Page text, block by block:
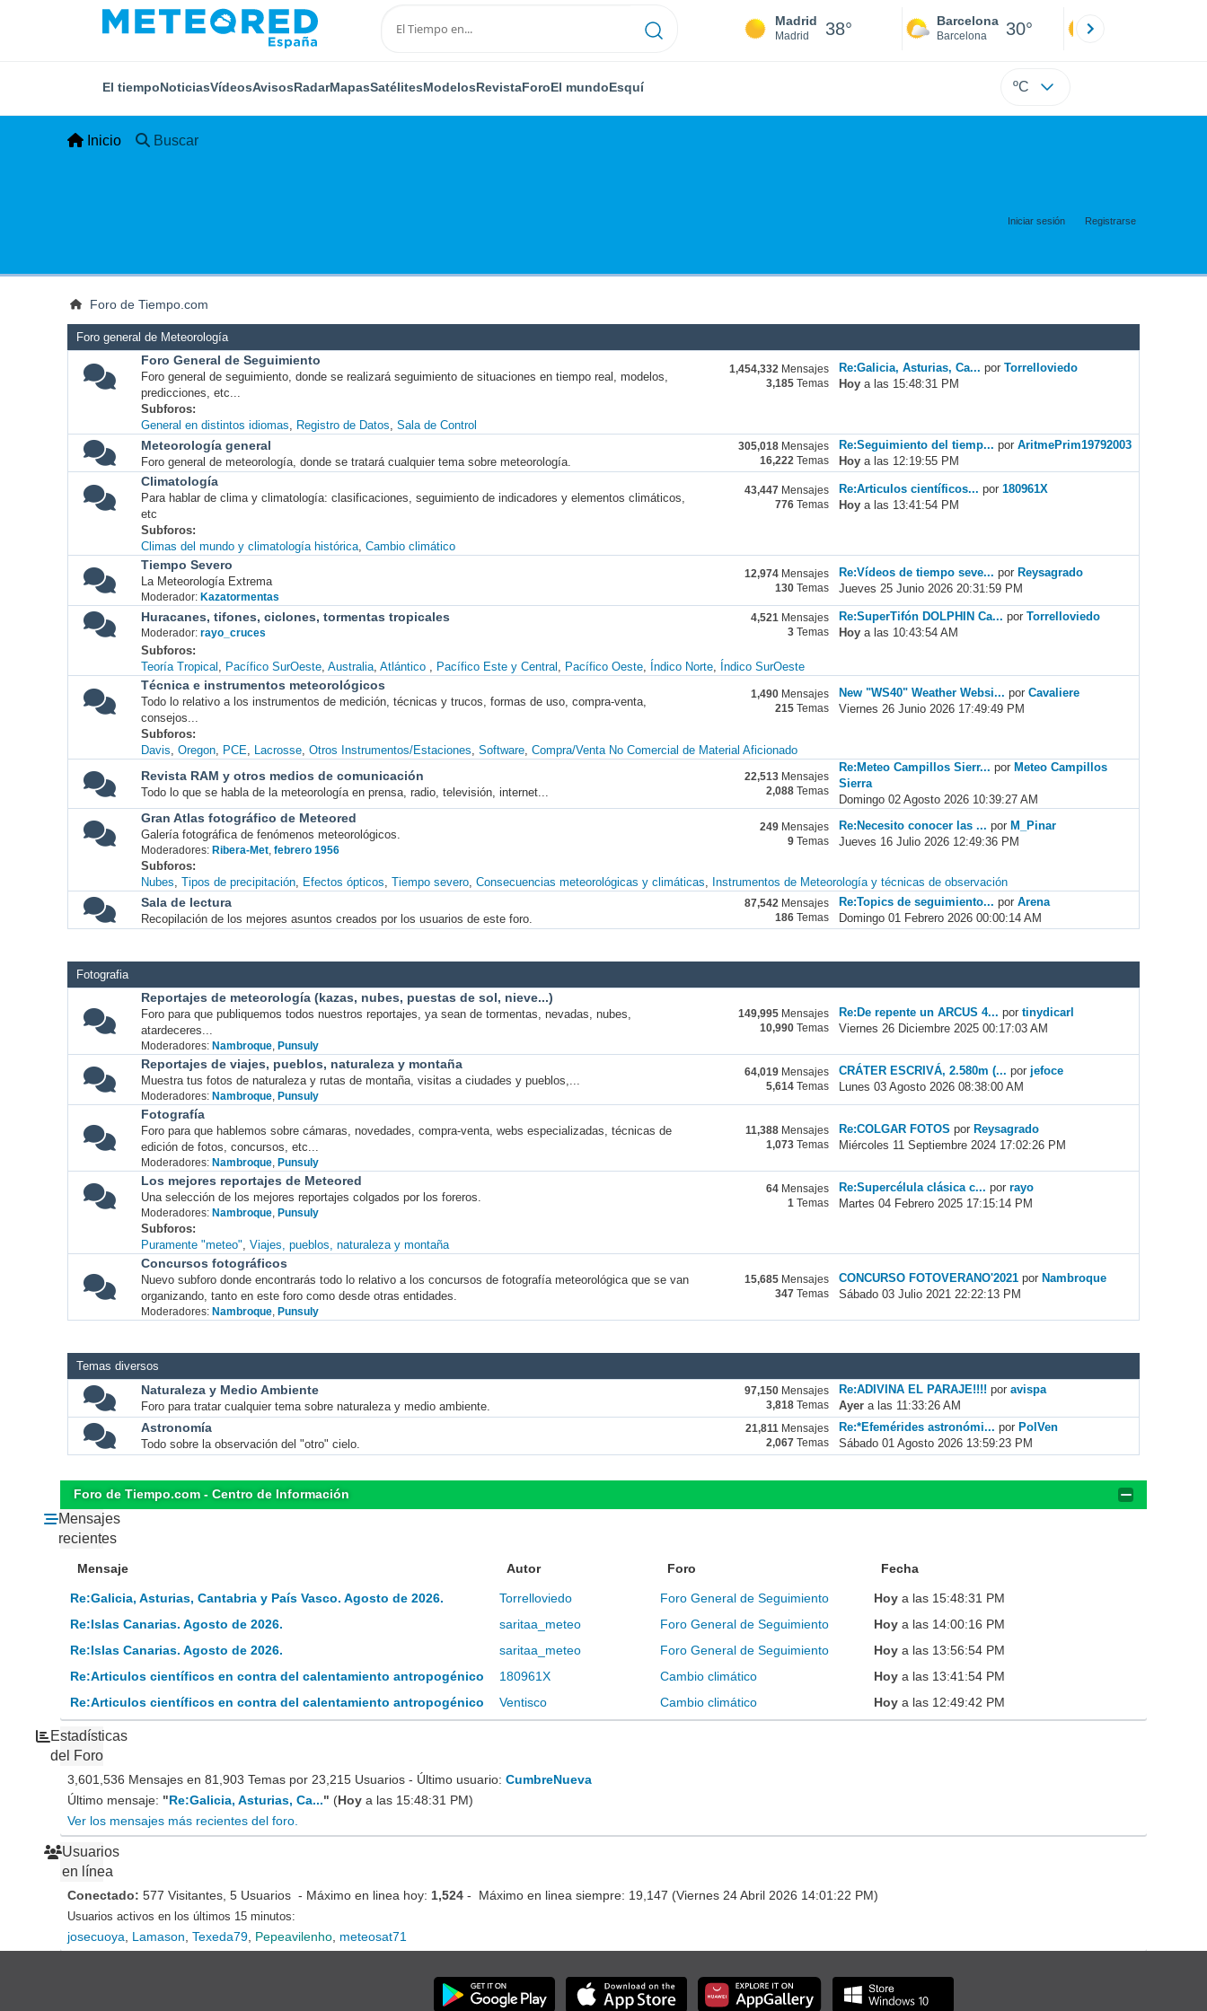
Madrid
Madrid 38° Barcelona
Barcelona 30°
El tiempoNoticiasVídeosAvisosRadarMapasSatélitesModelosRevistaForoEl mundoEsquí ºC
Inicio Buscar
Iniciar sesión Registrarse
Foro de Tiempo.com
Foro general de Meteorología
Foro General de Seguimiento
Foro general de seguimiento, donde se realizará seguimiento de situaciones en tiempo real, modelos,
predicciones, etc...
1,454,332 Mensajes
3,185 Temas
Re:Galicia, Asturias, Ca... porTorrelloviedo
Hoy a las 15:48:31 PM
Subforos
General en distintos idiomas
Registro de Datos Sala de Control
Meteorología general
Foro general de meteorología, donde se tratará cualquier tema sobre meteorología.
305,018 Mensajes
16,222 Temas
Re:Seguimiento del tiemp... porAritmePrim19792003
Hoy a las 12:19:55 PM
Climatología
Para hablar de clima y climatología: clasificaciones, seguimiento de indicadores y elementos climáticos,
etc
43,447 Mensajes
776 Temas
Re:Articulos científicos... por180961X
Hoy a las 13:41:54 PM
Subforos
Climas del mundo y climatología histórica Cambio climático
Tiempo Severo
La Meteorología Extrema
Moderador: Kazatormentas
12,974 Mensajes
130 Temas
Re:Vídeos de tiempo seve... porReysagrado
Jueves 25 Junio 2026 20:31:59 PM
Huracanes, tifones, ciclones, tormentas tropicales
Moderador: rayo_cruces
4,521 Mensajes
3 Temas
Re:SuperTifón DOLPHIN Ca... porTorrelloviedo
Hoy a las 10:43:54 AM
Subforos
Teoría Tropical
Pacífico SurOeste Australia Atlántico Pacífico Este y Central Pacífico Oeste Índico Norte Índico SurOeste
Técnica e instrumentos meteorológicos
Todo lo relativo a los instrumentos de medición, técnicas y trucos, formas de uso, compra-venta,
consejos...
1,490 Mensajes
215 Temas
New "WS40" Weather Websi... porCavaliere
Viernes 26 Junio 2026 17:49:49 PM
Subforos
Davis Oregon PCE Lacrosse Otros Instrumentos/Estaciones Software Compra/Venta No Comercial de Material Aficionado
Revista RAM y otros medios de comunicación
Todo lo que se habla de la meteorología en prensa, radio, televisión, internet...
22,513 Mensajes
2,088 Temas
Re:Meteo Campillos Sierr... por Meteo Campillos
Sierra
Domingo 02 Agosto 2026 10:39:27 AM
Gran Atlas fotográfico de Meteored
Galería fotográfica de fenómenos meteorológicos.
Moderadores: Ribera-Met, febrero 1956
249 Mensajes
9 Temas
Re:Necesito conocer las ... porM_Pinar
Jueves 16 Julio 2026 12:49:36 PM
Subforos
Nubes Tipos de precipitación Efectos ópticos Tiempo severo Consecuencias meteorológicas y climáticas Instrumentos de Meteorología y técnicas de observación
Sala de lectura
Recopilación de los mejores asuntos creados por los usuarios de este foro.
87,542 Mensajes
186 Temas
Re:Topics de seguimiento... porArena
Domingo 01 Febrero 2026 00:00:14 AM
Fotografia
Reportajes de meteorología (kazas, nubes, puestas de sol, nieve...)
Foro para que publiquemos todos nuestros reportajes, ya sean de tormentas, nevadas, nubes,
atardeceres...
Moderadores: Nambroque, Punsuly
149,995 Mensajes
10,990 Temas
Re:De repente un ARCUS 4... portinydicarl
Viernes 26 Diciembre 2025 00:17:03 AM
Reportajes de viajes, pueblos, naturaleza y montaña
Muestra tus fotos de naturaleza y rutas de montaña, visitas a ciudades y pueblos,...
Moderadores: Nambroque, Punsuly
64,019 Mensajes
5,614 Temas
CRÁTER ESCRIVÁ, 2.580m (... por jefoce
Lunes 03 Agosto 2026 08:38:00 AM
Fotografía
Foro para que hablemos sobre cámaras, novedades, compra-venta, webs especializadas, técnicas de
edición de fotos, concursos, etc...
Moderadores: Nambroque, Punsuly
11,388 Mensajes
1,073 Temas
Re:COLGAR FOTOS por Reysagrado
Miércoles 11 Septiembre 2024 17:02:26 PM
Los mejores reportajes de Meteored
Una selección de los mejores reportajes colgados por los foreros.
Moderadores: Nambroque, Punsuly
64 Mensajes
1 Temas
Re:Supercélula clásica c... porrayo
Martes 04 Febrero 2025 17:15:14 PM
Subforos
Puramente "meteo" Viajes, pueblos, naturaleza y montaña
Concursos fotográficos
Nuevo subforo donde encontrarás todo lo relativo a los concursos de fotografía meteorológica que se van
organizando, tanto en este foro como desde otras entidades.
Moderadores: Nambroque, Punsuly
15,685 Mensajes
347
Temas
CONCURSO FOTOVERANO'2021 por Nambroque
Sábado 03 Julio 2021 22:22:13 PM
Temas diversos
Naturaleza y Medio Ambiente
Foro para tratar cualquier tema sobre naturaleza y medio ambiente.
97,150 Mensajes
3,818 Temas
Re:ADIVINA EL PARAJE!!!! poravispa
Ayer a las 11:33:26 AM
Astronomía
Todo sobre la observación del "otro" cielo.
21,811 Mensajes
2,067
Temas
Re:*Efemérides astronómi... por PolVen
Sábado 01 Agosto 2026 13:59:23 PM
Foro de Tiempo.com - Centro de Información
Mensajes
recientes
Mensaje Autor Foro Fecha
Re:Galicia, Asturias, Cantabria y País Vasco. Agosto de 2026. Torrelloviedo Foro General de Seguimiento Hoy a las 15:48:31 PM
Re:Islas Canarias. Agosto de 2026.
saritaa_meteo Foro General de Seguimiento Hoy a las 14:00:16 PM
Re:Islas Canarias. Agosto de 2026.
saritaa_meteo Foro General de Seguimiento Hoy a las 13:56:54 PM
Re:Articulos científicos en contra del calentamiento antropogénico
180961X Cambio climático Hoy a las 13:41:54 PM
Re:Articulos científicos en contra del calentamiento antropogénico
Ventisco Cambio climático Hoy a las 12:49:42 PM
Estadísticas
del Foro
3,601,536 Mensajes en 81,903 Temas por 23,215 Usuarios - Último usuario:CumbreNueva
Último mensaje: "Re:Galicia, Asturias, Ca..." (Hoy a las 15:48:31 PM)
Ver los mensajes más recientes del foro.
Usuarios
en línea
Conectado:577 Visitantes, 5 Usuarios - Máximo en linea hoy: 1,524 - Máximo en linea siempre: 19,147 (Viernes 24 Abril 2026 14:01:22 PM)
Usuarios activos en los últimos 15 minutos:
josecuoya Lamason ,Texeda79 Pepeavilenho meteosat71